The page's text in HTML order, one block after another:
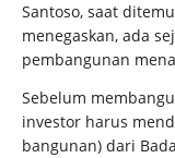
Santoso, saat
menegaskan, ada
pembangunan
Sebelum
investor harus
bangunan) dari